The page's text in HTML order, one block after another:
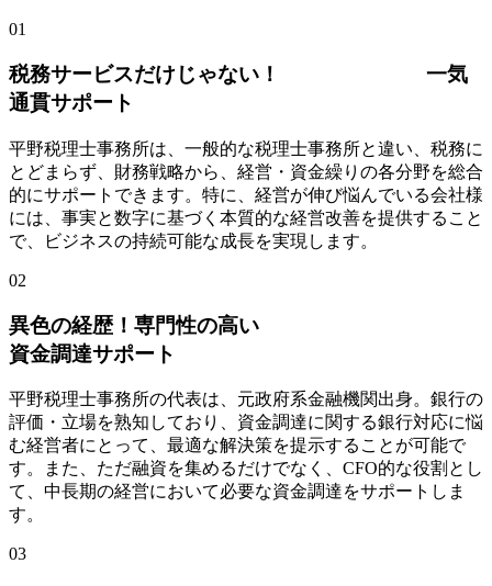
01
税務サービスだけじゃない！ 一気
通貫サポート
平野税理士事務所は、一般的な税理士事務所と違い、税務に
とどまらず、財務戦略から、経営・資金繰りの各分野を総合
的にサポートできます。特に、経営が伸び悩んでいる会社様
には、事実と数字に基づく本質的な経営改善を提供すること
で、ビジネスの持続可能な成長を実現します。
02
異色の経歴！専門性の高い
資金調達サポート
平野税理士事務所の代表は、元政府系金融機関出身。銀行の
評価・立場を熟知しており、資金調達に関する銀行対応に悩
む経営者にとって、最適な解決策を提示することが可能で
す。また、ただ融資を集めるだけでなく、CFO的な役割とし
て、中長期の経営において必要な資金調達をサポートしま
す。
03